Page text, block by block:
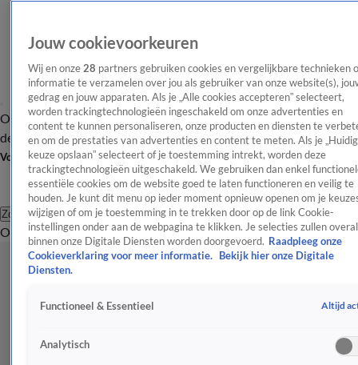
OverzichtAfleveringen Entertainment TV Algemeen
Tip
de redactieNieuwsbrief
Volg Shownieuws
Zoeken
OverzichtEntertainmentSpraakmakendRealityCrimeVideo's
Jouw cookievoorkeuren
Wij en onze 28 partners gebruiken cookies en vergelijkbare technieken
informatie te verzamelen over jou als gebruiker van onze website(s),
gedrag en jouw apparaten. Als je „Alle cookies accepteren” selecteert,
worden trackingtechnologieën ingeschakeld om onze advertenties en
content te kunnen personaliseren, onze producten en diensten te
en om de prestaties van advertenties en content te meten. Als je
keuze opslaan” selecteert of je toestemming intrekt, worden deze
trackingtechnologieën uitgeschakeld. We gebruiken dan enkel
essentiële cookies om de website goed te laten functioneren en veilig te
houden. Je kunt dit menu op ieder moment opnieuw openen om je
wijzigen of om je toestemming in te trekken door op de link Cookie-
instellingen onder aan de webpagina te klikken. Je selecties zullen overal
binnen onze Digitale Diensten worden doorgevoerd. Raadpleeg onze
Cookieverklaring voor meer informatie.
Bekijk hier onze Digitale
Diensten.
Functioneel & Essentieel Altijd
Analytisch